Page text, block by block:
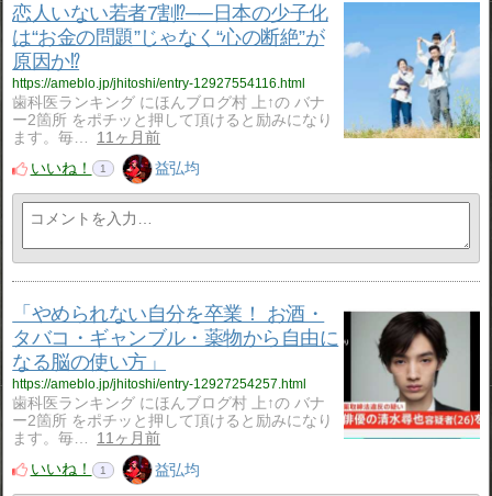
恋人いない若者7割⁉️──日本の少子化
は“お金の問題”じゃなく“心の断絶”が
原因か⁉️
https://ameblo.jp/jhitoshi/entry-12927554116.html
歯科医ランキング にほんブログ村 上↑の バナ
ー2箇所 をポチッと押して頂けると励みになり
ます。毎…
11ヶ月前
いいね！
1 益弘均
「やめられない自分を卒業！ お酒・
タバコ・ギャンブル・薬物から自由に
なる脳の使い方」
https://ameblo.jp/jhitoshi/entry-12927254257.html
歯科医ランキング にほんブログ村 上↑の バナ
ー2箇所 をポチッと押して頂けると励みになり
ます。毎…
11ヶ月前
いいね！
1 益弘均